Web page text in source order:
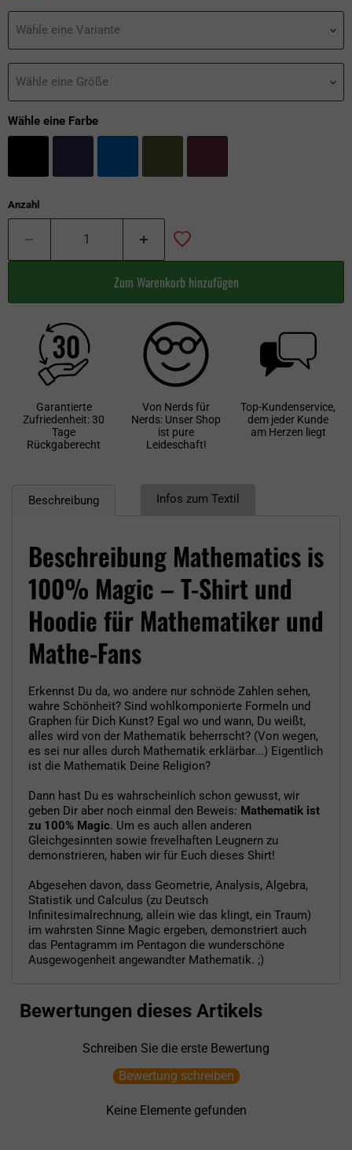
Wähle eine Variante
Wähle eine Größe
Wähle eine Farbe
Anzahl
Zum Warenkorb hinzufügen
Garantierte
Zufriedenheit: 30
Tage
Rückgaberecht
Von Nerds für
Nerds: Unser Shop
ist pure
Leideschaft!
Top-Kundenservice,
dem jeder Kunde
am Herzen liegt
Beschreibung Infos zum Textil
Beschreibung Mathematics is
100% Magic – T-Shirt und
Hoodie für Mathematiker und
Mathe-Fans
Erkennst Du da, wo andere nur schnöde Zahlen sehen,
wahre Schönheit? Sind wohlkomponierte Formeln und
Graphen für Dich Kunst? Egal wo und wann, Du weißt,
alles wird von der Mathematik beherrscht? (Von wegen,
es sei nur alles durch Mathematik erklärbar...) Eigentlich
ist die Mathematik Deine Religion?
Dann hast Du es wahrscheinlich schon gewusst, wir
geben Dir aber noch einmal den Beweis: Mathematik ist
zu 100% Magic. Um es auch allen anderen
Gleichgesinnten sowie frevelhaften Leugnern zu
demonstrieren, haben wir für Euch dieses Shirt!
Abgesehen davon, dass Geometrie, Analysis, Algebra,
Statistik und Calculus (zu Deutsch
Infinitesimalrechnung, allein wie das klingt, ein Traum)
im wahrsten Sinne Magic ergeben, demonstriert auch
das Pentagramm im Pentagon die wunderschöne
Ausgewogenheit angewandter Mathematik. ;)
Bewertungen dieses Artikels
Schreiben Sie die erste Bewertung
Bewertung schreiben
Keine Elemente gefunden